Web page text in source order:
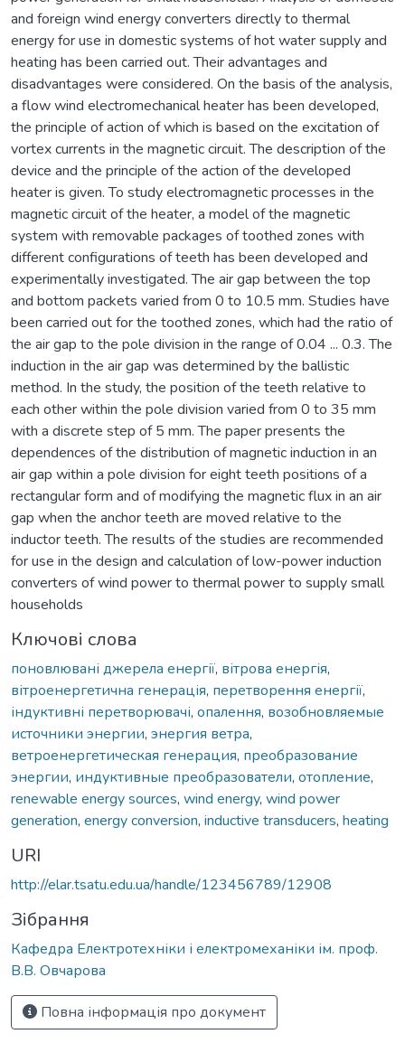
and foreign wind energy converters directly to thermal
energy for use in domestic systems of hot water supply and
heating has been carried out. Their advantages and
disadvantages were considered. On the basis of the analysis,
a flow wind electromechanical heater has been developed,
the principle of action of which is based on the excitation of
vortex currents in the magnetic circuit. The description of the
device and the principle of the action of the developed
heater is given. To study electromagnetic processes in the
magnetic circuit of the heater, a model of the magnetic
system with removable packages of toothed zones with
different configurations of teeth has been developed and
experimentally investigated. The air gap between the top
and bottom packets varied from 0 to 10.5 mm. Studies have
been carried out for the toothed zones, which had the ratio of
the air gap to the pole division in the range of 0.04 ... 0.3. The
induction in the air gap was determined by the ballistic
method. In the study, the position of the teeth relative to
each other within the pole division varied from 0 to 35 mm
with a discrete step of 5 mm. The paper presents the
dependences of the distribution of magnetic induction in an
air gap within a pole division for eight teeth positions of a
rectangular form and of modifying the magnetic flux in an air
gap when the anchor teeth are moved relative to the
inductor teeth. The results of the studies are recommended
for use in the design and calculation of low-power induction
converters of wind power to thermal power to supply small
households
Ключові слова
поновлювані джерела енергії, вітрова енергія,
вітроенергетична генерація, перетворення енергії,
індуктивні перетворювачі, опалення, возобновляемые
источники энергии, энергия ветра,
ветроенергетическая генерация, преобразование
энергии, индуктивные преобразователи, отопление,
renewable energy sources, wind energy, wind power
generation, energy conversion, inductive transducers, heating
URI
http://elar.tsatu.edu.ua/handle/123456789/12908
Зібрання
Кафедра Електротехніки і електромеханіки ім. проф.
В.В. Овчарова
Повна інформація про документ